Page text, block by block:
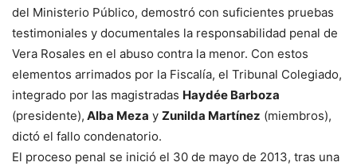
del Ministerio Público, demostró con suficientes pruebas
testimoniales y documentales la responsabilidad penal de
Vera Rosales en el abuso contra la menor. Con estos
elementos arrimados por la Fiscalía, el Tribunal Colegiado,
integrado por las magistradas Haydée Barboza
(presidente), Alba Meza y Zunilda Martínez (miembros),
dictó el fallo condenatorio.
El proceso penal se inició el 30 de mayo de 2013, tras una